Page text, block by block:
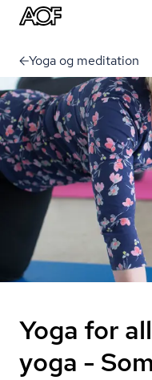
Yoga og meditation
Yoga for
yoga -